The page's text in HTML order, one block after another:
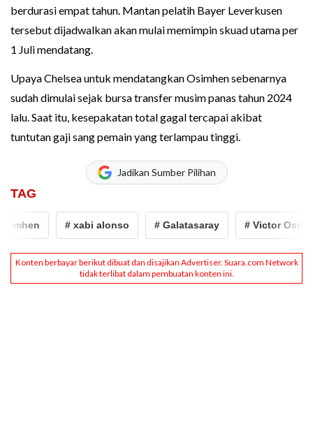
berdurasi empat tahun. Mantan pelatih Bayer Leverkusen
tersebut dijadwalkan akan mulai memimpin skuad utama per
1 Juli mendatang.
Upaya Chelsea untuk mendatangkan Osimhen sebenarnya
sudah dimulai sejak bursa transfer musim panas tahun 2024
lalu. Saat itu, kesepakatan total gagal tercapai akibat
tuntutan gaji sang pemain yang terlampau tinggi.
Jadikan Sumber Pilihan
TAG
# xabi alonso # Galatasaray # Victor